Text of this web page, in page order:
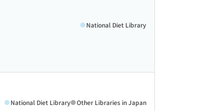
National Diet Library
National Diet Library Other Libraries in Japan